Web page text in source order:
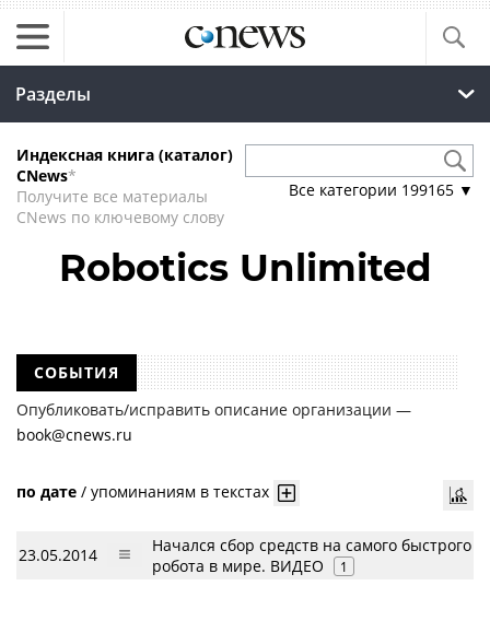
Разделы
Индексная книга (каталог)
CNews*
Получите все материалы
CNews по ключевому слову
Все категории 199165 ▼
Robotics Unlimited
СОБЫТИЯ
Опубликовать/исправить описание организации —
book@cnews.ru
по дате / упоминаниям в текстах
23.05.2014
Начался сбор средств на самого быстрого
робота в мире. ВИДЕО
1